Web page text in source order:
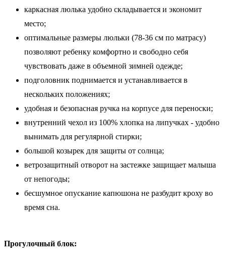
каркасная люлька удобно складывается и экономит
место;
оптимальные размеры люльки (78-36 см по матрасу)
позволяют ребенку комфортно и свободно себя
чувствовать даже в объемной зимней одежде;
подголовник поднимается и устанавливается в
нескольких положениях;
удобная и безопасная ручка на корпусе для переноски;
внутренний чехол из 100% хлопка на липучках - удобно
вынимать для регулярной стирки;
большой козырек для защиты от солнца;
ветрозащитный отворот на застежке защищает малыша
от непогоды;
бесшумное опускание капюшона не разбудит кроху во
время сна.
Прогулочный блок: